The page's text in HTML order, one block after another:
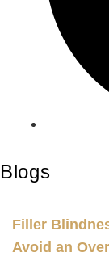
Blogs
Filler
Avoid an